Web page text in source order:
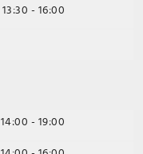
13:30 - 16:00
14:00 - 19:00